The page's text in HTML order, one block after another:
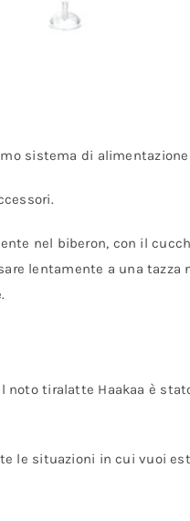
sistema di alimentazione
nel biberon, con il
lentamente a una
tiralatte Haakaa è
le situazioni in cui vuoi